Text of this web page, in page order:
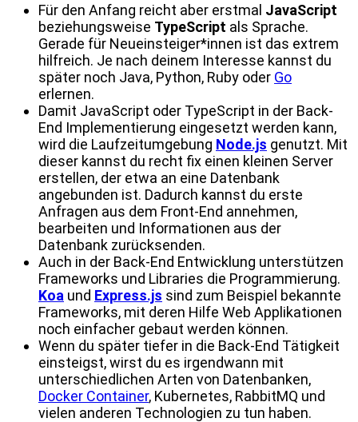
Für den Anfang reicht aber erstmal JavaScript
beziehungsweise TypeScript als Sprache.
Gerade für Neueinsteiger*innen ist das extrem
hilfreich. Je nach deinem Interesse kannst du
später noch Java, Python, Ruby oder Go
erlernen.
Damit JavaScript oder TypeScript in der Back-
End Implementierung eingesetzt werden kann,
wird die Laufzeitumgebung Node.js genutzt. Mit
dieser kannst du recht fix einen kleinen Server
erstellen, der etwa an eine Datenbank
angebunden ist. Dadurch kannst du erste
Anfragen aus dem Front-End annehmen,
bearbeiten und Informationen aus der
Datenbank zurücksenden.
Auch in der Back-End Entwicklung unterstützen
Frameworks und Libraries die Programmierung.
Koa und Express.js sind zum Beispiel bekannte
Frameworks, mit deren Hilfe Web Applikationen
noch einfacher gebaut werden können.
Wenn du später tiefer in die Back-End Tätigkeit
einsteigst, wirst du es irgendwann mit
unterschiedlichen Arten von Datenbanken,
Docker Container, Kubernetes, RabbitMQ und
vielen anderen Technologien zu tun haben.